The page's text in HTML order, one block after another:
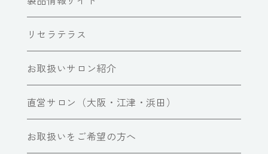
リセラテラス
お取扱いサロン紹介
直営サロン（大阪・江津・浜田）
お取扱いをご希望の方へ